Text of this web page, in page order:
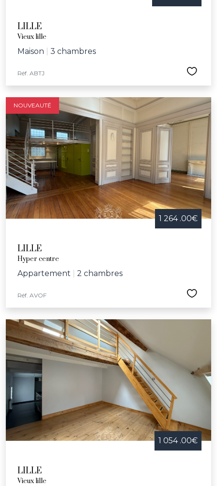
LILLE
Vieux lille
Maison 3 chambres
Réf. ABTJ
NOUVEAUTÉ
1 264 .00€
LILLE
Hyper centre
Appartement 2 chambres
Réf. AVOF
1 054 .00€
LILLE
Vieux lille